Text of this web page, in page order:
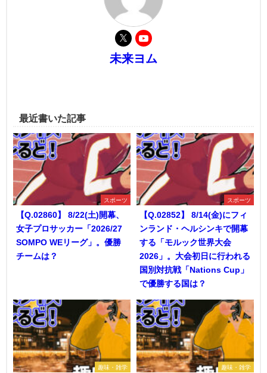
未来ヨム
最近書いた記事
スポーツ
【Q.02860】 8/22(土)開幕、
女子プロサッカー「2026/27
SOMPO WEリーグ」。優勝
チームは？
スポーツ
【Q.02852】 8/14(金)にフィ
ンランド・ヘルシンキで開幕
する「モルック世界大会
2026」。大会初日に行われる
国別対抗戦「Nations Cup」
で優勝する国は？
趣味・雑学 趣味・雑学